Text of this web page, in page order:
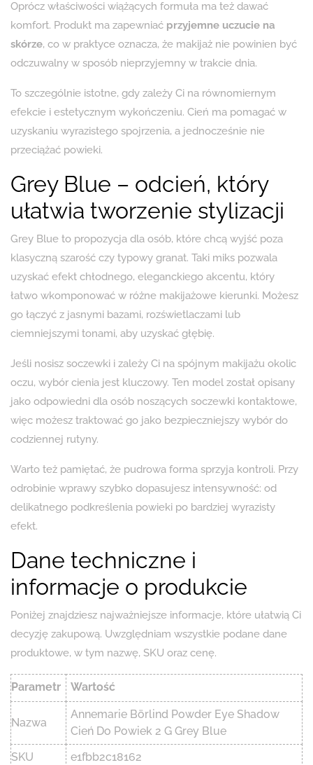
Oprócz właściwości wiążących formuła ma też dawać
komfort. Produkt ma zapewniać przyjemne uczucie na
skórze, co w praktyce oznacza, że makijaż nie powinien być
odczuwalny w sposób nieprzyjemny w trakcie dnia.
To szczególnie istotne, gdy zależy Ci na równomiernym
efekcie i estetycznym wykończeniu. Cień ma pomagać w
uzyskaniu wyrazistego spojrzenia, a jednocześnie nie
przeciążać powieki.
Grey Blue – odcień, który
ułatwia tworzenie stylizacji
Grey Blue to propozycja dla osób, które chcą wyjść poza
klasyczną szarość czy typowy granat. Taki miks pozwala
uzyskać efekt chłodnego, eleganckiego akcentu, który
łatwo wkomponować w różne makijażowe kierunki. Możesz
go łączyć z jasnymi bazami, rozświetlaczami lub
ciemniejszymi tonami, aby uzyskać głębię.
Jeśli nosisz soczewki i zależy Ci na spójnym makijażu okolic
oczu, wybór cienia jest kluczowy. Ten model został opisany
jako odpowiedni dla osób noszących soczewki kontaktowe,
więc możesz traktować go jako bezpieczniejszy wybór do
codziennej rutyny.
Warto też pamiętać, że pudrowa forma sprzyja kontroli. Przy
odrobinie wprawy szybko dopasujesz intensywność: od
delikatnego podkreślenia powieki po bardziej wyrazisty
efekt.
Dane techniczne i
informacje o produkcie
Poniżej znajdziesz najważniejsze informacje, które ułatwią Ci
decyzję zakupową. Uwzględniam wszystkie podane dane
produktowe, w tym nazwę, SKU oraz cenę.
Parametr Wartość
Nazwa
Annemarie Börlind Powder Eye Shadow
Cień Do Powiek 2 G Grey Blue
SKU
e1fbb2c18162